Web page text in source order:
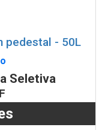
pedestal - 50L
Seletiva